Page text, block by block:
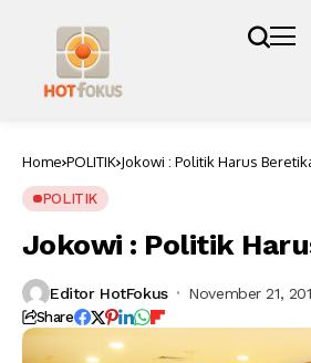
Home POLITIK Jokowi : Politik Harus
POLITIK
Jokowi : Politik
Editor HotFokus November 21,
Share